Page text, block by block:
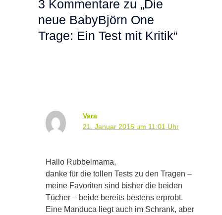
3 Kommentare zu „Die
neue BabyBjörn One
Trage: Ein Test mit Kritik“
Vera
21. Januar 2016 um 11:01 Uhr
Hallo Rubbelmama,
danke für die tollen Tests zu den Tragen –
meine Favoriten sind bisher die beiden
Tücher – beide bereits bestens erprobt.
Eine Manduca liegt auch im Schrank, aber